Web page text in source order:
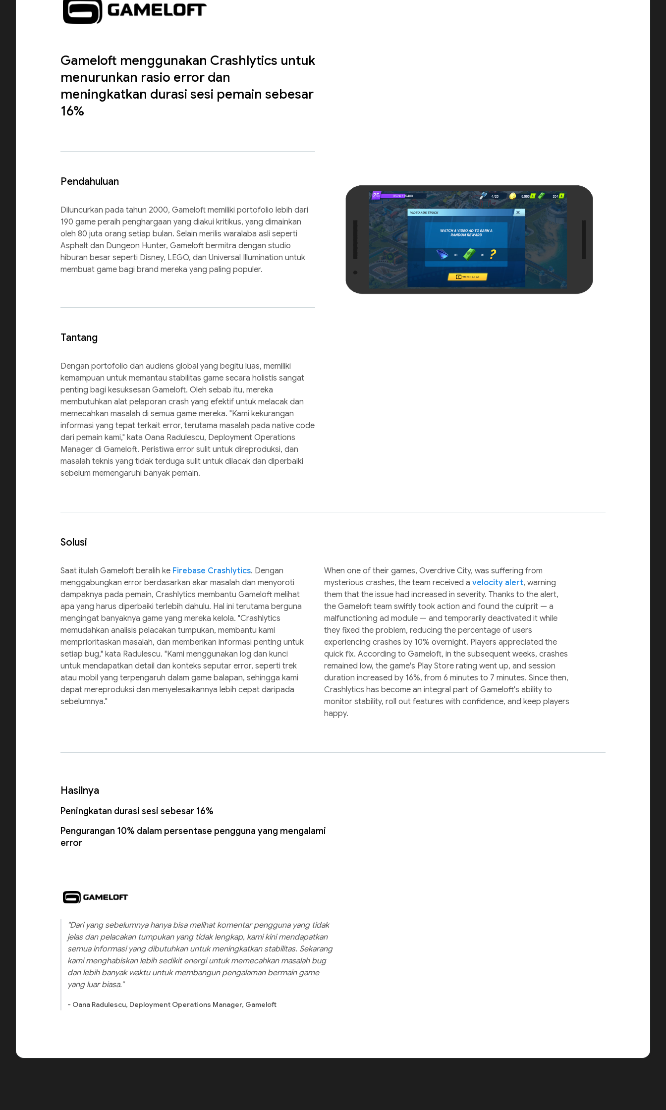
Gameloft menggunakan Crashlytics untuk
menurunkan rasio error dan
meningkatkan durasi sesi pemain sebesar
16%
Pendahuluan
Diluncurkan pada tahun 2000, Gameloft memiliki portofolio lebih dari
190 game peraih penghargaan yang diakui kritikus, yang dimainkan
oleh 80 juta orang setiap bulan. Selain merilis waralaba asli seperti
Asphalt dan Dungeon Hunter, Gameloft bermitra dengan studio
hiburan besar seperti Disney, LEGO, dan Universal Illumination untuk
membuat game bagi brand mereka yang paling populer.
Tantang
Dengan portofolio dan audiens global yang begitu luas, memiliki
kemampuan untuk memantau stabilitas game secara holistis sangat
penting bagi kesuksesan Gameloft. Oleh sebab itu, mereka
membutuhkan alat pelaporan crash yang efektif untuk melacak dan
memecahkan masalah di semua game mereka. "Kami kekurangan
informasi yang tepat terkait error, terutama masalah pada native code
dari pemain kami," kata Oana Radulescu, Deployment Operations
Manager di Gameloft. Peristiwa error sulit untuk direproduksi, dan
masalah teknis yang tidak terduga sulit untuk dilacak dan diperbaiki
sebelum memengaruhi banyak pemain.
Solusi
Saat itulah Gameloft beralih ke Firebase Crashlytics. Dengan
menggabungkan error berdasarkan akar masalah dan menyoroti
dampaknya pada pemain, Crashlytics membantu Gameloft melihat
apa yang harus diperbaiki terlebih dahulu. Hal ini terutama berguna
mengingat banyaknya game yang mereka kelola. "Crashlytics
memudahkan analisis pelacakan tumpukan, membantu kami
memprioritaskan masalah, dan memberikan informasi penting untuk
setiap bug," kata Radulescu. "Kami menggunakan log dan kunci
untuk mendapatkan detail dan konteks seputar error, seperti trek
atau mobil yang terpengaruh dalam game balapan, sehingga kami
dapat mereproduksi dan menyelesaikannya lebih cepat daripada
sebelumnya."
When one of their games, Overdrive City, was suffering from
mysterious crashes, the team received a velocity alert, warning
them that the issue had increased in severity. Thanks to the alert,
the Gameloft team swiftly took action and found the culprit — a
malfunctioning ad module — and temporarily deactivated it while
they fixed the problem, reducing the percentage of users
experiencing crashes by 10% overnight. Players appreciated the
quick fix. According to Gameloft, in the subsequent weeks, crashes
remained low, the game's Play Store rating went up, and session
duration increased by 16%, from 6 minutes to 7 minutes. Since then,
Crashlytics has become an integral part of Gameloft's ability to
monitor stability, roll out features with confidence, and keep players
happy.
Hasilnya
Peningkatan durasi sesi sebesar 16%
Pengurangan 10% dalam persentase pengguna yang mengalami
error
"Dari yang sebelumnya hanya bisa melihat komentar pengguna yang tidak
jelas dan pelacakan tumpukan yang tidak lengkap, kami kini mendapatkan
semua informasi yang dibutuhkan untuk meningkatkan stabilitas. Sekarang
kami menghabiskan lebih sedikit energi untuk memecahkan masalah bug
dan lebih banyak waktu untuk membangun pengalaman bermain game
yang luar biasa."
- Oana Radulescu, Deployment Operations Manager, Gameloft